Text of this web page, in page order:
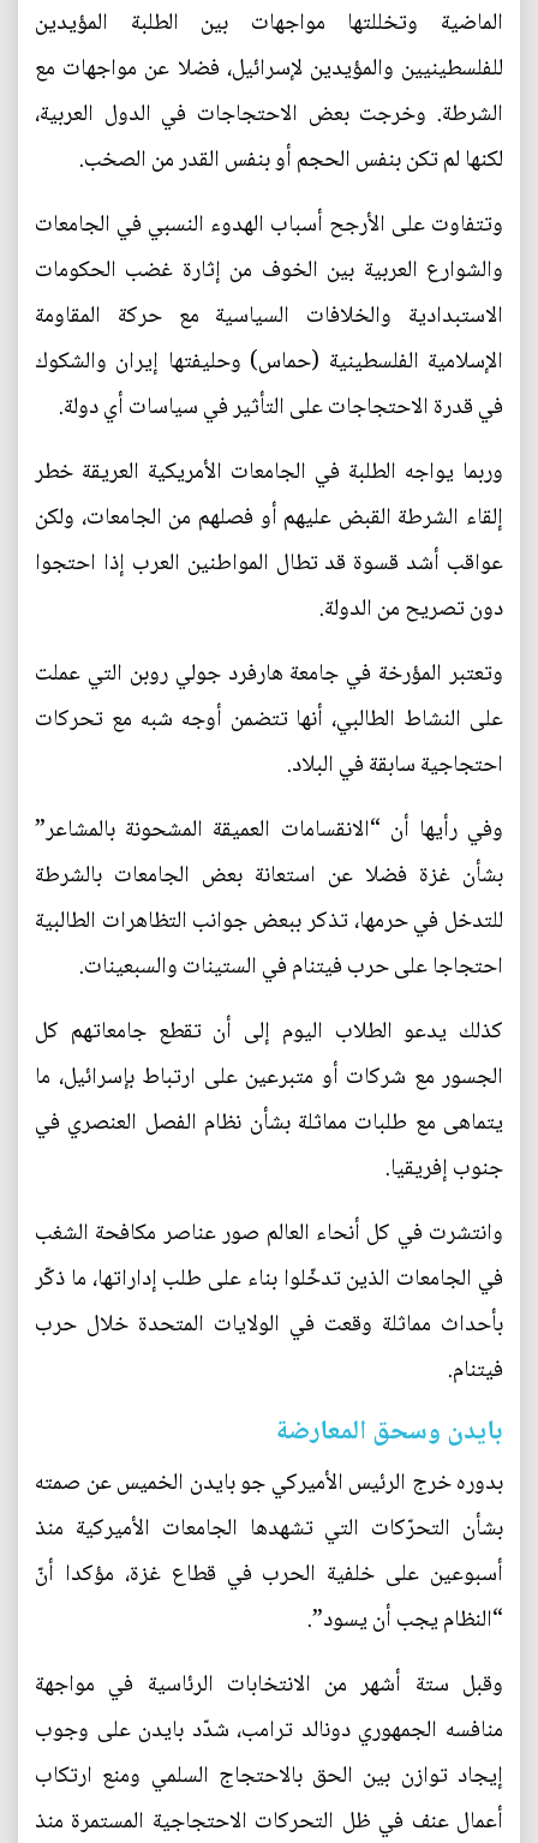
الماضية وتخللتها مواجهات بين الطلبة المؤيدين
للفلسطينيين والمؤيدين لإسرائيل، فضلا عن مواجهات مع
الشرطة. وخرجت بعض الاحتجاجات في الدول العربية،
لكنها لم تكن بنفس الحجم أو بنفس القدر من الصخب.
وتتفاوت على الأرجح أسباب الهدوء النسبي في الجامعات
والشوارع العربية بين الخوف من إثارة غضب الحكومات
الاستبدادية والخلافات السياسية مع حركة المقاومة
الإسلامية الفلسطينية (حماس) وحليفتها إيران والشكوك
في قدرة الاحتجاجات على التأثير في سياسات أي دولة.
وربما يواجه الطلبة في الجامعات الأمريكية العريقة خطر
إلقاء الشرطة القبض عليهم أو فصلهم من الجامعات، ولكن
عواقب أشد قسوة قد تطال المواطنين العرب إذا احتجوا
دون تصريح من الدولة.
وتعتبر المؤرخة في جامعة هارفرد جولي روبن التي عملت
على النشاط الطالبي، أنها تتضمن أوجه شبه مع تحركات
احتجاجية سابقة في البلاد.
وفي رأيها أن “الانقسامات العميقة المشحونة بالمشاعر”
بشأن غزة فضلا عن استعانة بعض الجامعات بالشرطة
للتدخل في حرمها، تذكر ببعض جوانب التظاهرات الطالبية
احتجاجا على حرب فيتنام في الستينات والسبعينات.
كذلك يدعو الطلاب اليوم إلى أن تقطع جامعاتهم كل
الجسور مع شركات أو متبرعين على ارتباط بإسرائيل، ما
يتماهى مع طلبات مماثلة بشأن نظام الفصل العنصري في
جنوب إفريقيا.
وانتشرت في كل أنحاء العالم صور عناصر مكافحة الشغب
في الجامعات الذين تدخّلوا بناء على طلب إداراتها، ما ذكّر
بأحداث مماثلة وقعت في الولايات المتحدة خلال حرب
فيتنام.
بايدن وسحق المعارضة
بدوره خرج الرئيس الأميركي جو بايدن الخميس عن صمته
بشأن التحرّكات التي تشهدها الجامعات الأميركية منذ
أسبوعين على خلفية الحرب في قطاع غزة، مؤكدا أنّ
“النظام يجب أن يسود”.
وقبل ستة أشهر من الانتخابات الرئاسية في مواجهة
منافسه الجمهوري دونالد ترامب، شدّد بايدن على وجوب
إيجاد توازن بين الحق بالاحتجاج السلمي ومنع ارتكاب
أعمال عنف في ظل التحركات الاحتجاجية المستمرة منذ